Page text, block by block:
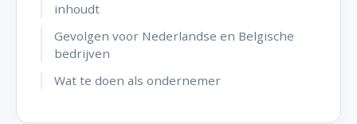
inhoudt
Gevolgen voor Nederlandse en Belgische
bedrijven
Wat te doen als ondernemer